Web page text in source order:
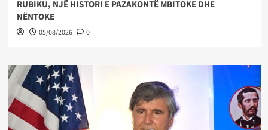
RUBIKU, NJË HISTORI E PAZAKONTË MBITOKE DHE
NËNTOKE
05/08/2026 0